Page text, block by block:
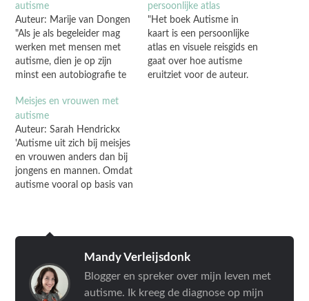
autisme
Auteur: Marije van Dongen
"Als je als begeleider mag
werken met mensen met
autisme, dien je op zijn
minst een autobiografie te
wordt duidelijk hoe
pervasief autisme is. De
Dramaqueen is erin
geslaagd om een helder
persoonlijk verhaal te
schrijven dat duidelijk
maakt hoe lastig de
persoonlijke atlas
"Het boek Autisme in
kaart is een persoonlijke
atlas en visuele reisgids en
gaat over hoe autisme
eruitziet voor de auteur.
Meisjes en vrouwen met
autisme
Auteur: Sarah Hendrickx
'Autisme uit zich bij meisjes
en vrouwen anders dan bij
jongens en mannen. Omdat
autisme vooral op basis van
vrouwen lange tijd vaak
over het hoofd gezien.
Gelukkig is er de laatste
jaren steeds meer aandacht
voor de complexiteit en…
Mandy Verleijsdonk
Blogger en spreker over mijn leven met
autisme. Ik kreeg de diagnose op mijn